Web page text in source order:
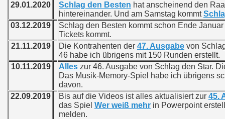
29.01.2020
Schlag den Besten hat anscheinend den
hintereinander. Und am Samstag kommt
03.12.2019
Schlag den Besten kommt schon Ende
Tickets kommt.
21.11.2019
Die Kontrahenten der 47. Ausgabe von
46 habe ich übrigens mit 150 Runden erstellt.
10.11.2019
Alles zur 46. Ausgabe von Schlag den Star.
Das Musik-Memory-Spiel habe ich übrigens
davon.
22.09.2019
Bis auf die Videos ist alles aktualisiert zur 45.
das Spiel Wer weiß mehr in Powerpoint
melden.